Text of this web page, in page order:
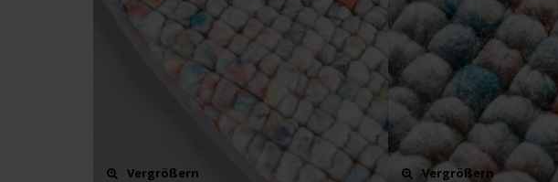
Vergrößern Vergrößern